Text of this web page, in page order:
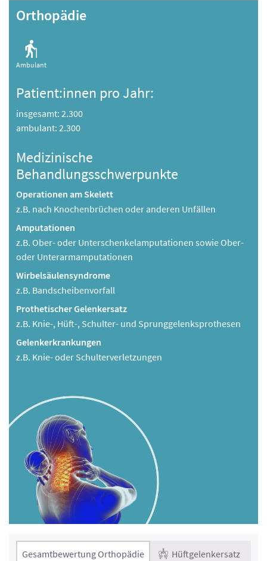
Orthopädie
Ambulant
Patient:innen pro Jahr:
insgesamt: 2.300
ambulant: 2.300
Medizinische
Behandlungsschwerpunkte
Operationen am Skelett
z.B. nach Knochenbrüchen oder anderen Unfällen
Amputationen
z.B. Ober- oder Unterschenkelamputationen sowie Ober-
oder Unterarmamputationen
Wirbelsäulensyndrome
z.B. Bandscheibenvorfall
Prothetischer Gelenkersatz
z.B. Knie-, Hüft-, Schulter- und Sprunggelenksprothesen
Gelenkerkrankungen
z.B. Knie- oder Schulterverletzungen
Gesamtbewertung Orthopädie Hüftgelenkersatz